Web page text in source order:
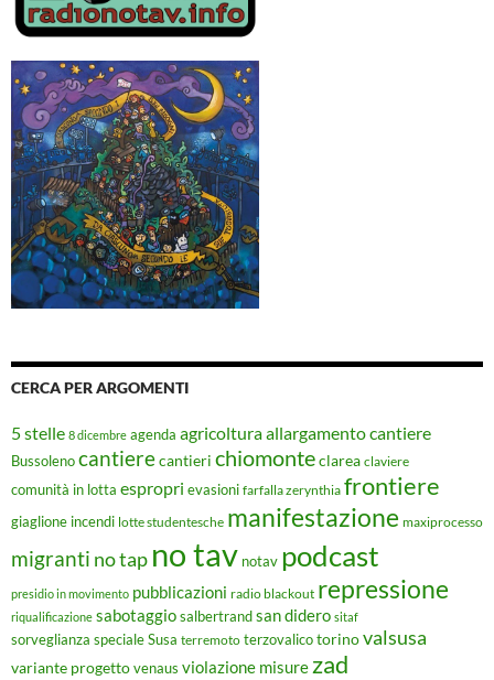
CERCA PER ARGOMENTI
5 stelle 8 dicembre agenda agricolturaallargamento cantiere
Bussolenocantierecantieri chiomonteclarea claviere
comunità in lotta espropri evasioni farfalla zerynthia frontiere
giaglione incendi lotte studentesche manifestazione maxiprocesso
migranti no tap no tav notav podcast
presidio in movimento pubblicazioni radio blackout repressione
riqualificazione sabotaggiosalbertrandsan didero sitaf
sorveglianza speciale Susa terremoto terzovalico torinovalsusa
variante progettovenaus violazione misure zad